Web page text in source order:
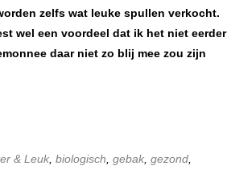
zelfs wat leuke spullen verkocht.
wel een voordeel dat ik het niet eerder
daar niet zo blij mee zou zijn
& Leuk biologisch gebak gezond